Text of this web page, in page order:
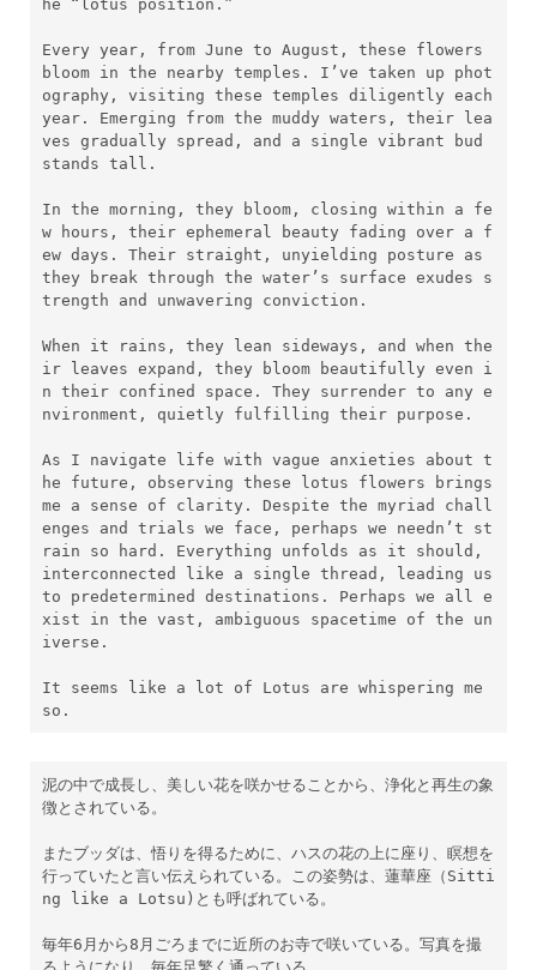
he “lotus position.”
Every year, from June to August, these flowers
bloom in the nearby temples. I’ve taken up phot
ography, visiting these temples diligently each
year. Emerging from the muddy waters, their lea
ves gradually spread, and a single vibrant bud
stands tall.
In the morning, they bloom, closing within a fe
w hours, their ephemeral beauty fading over a f
ew days. Their straight, unyielding posture as
they break through the water’s surface exudes s
trength and unwavering conviction.
When it rains, they lean sideways, and when the
ir leaves expand, they bloom beautifully even i
n their confined space. They surrender to any e
nvironment, quietly fulfilling their purpose.
As I navigate life with vague anxieties about t
he future, observing these lotus flowers brings
me a sense of clarity. Despite the myriad chall
enges and trials we face, perhaps we needn’t st
rain so hard. Everything unfolds as it should,
interconnected like a single thread, leading us
to predetermined destinations. Perhaps we all e
xist in the vast, ambiguous spacetime of the un
iverse.
It seems like a lot of Lotus are whispering me
so.
泥の中で成長し、美しい花を咲かせることから、浄化と再生の象
徴とされている。
またブッダは、悟りを得るために、ハスの花の上に座り、瞑想を
行っていたと言い伝えられている。この姿勢は、蓮華座（Sitti
ng like a Lotsu)とも呼ばれている。
毎年6月から8月ごろまでに近所のお寺で咲いている。写真を撮